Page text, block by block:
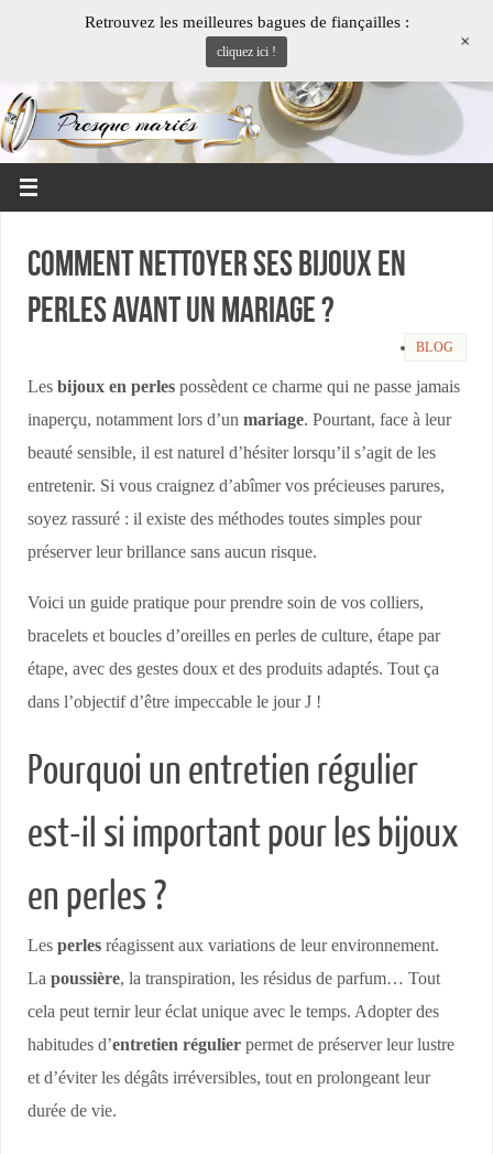
Comment nettoyer ses bijoux en
perles avant un mariage ?
BLOG
Lesbijoux en perles possèdent ce charme qui ne passe jamais
inaperçu, notamment lors d’unmariage. Pourtant, face à leur
beauté sensible, il est naturel d’hésiter lorsqu’il s’agit de les
entretenir. Si vous craignez d’abîmer vos précieuses parures,
soyez rassuré : il existe des méthodes toutes simples pour
préserver leur brillance sans aucun risque.
Voici un guide pratique pour prendre soin de vos colliers,
bracelets et boucles d’oreilles en perles de culture, étape par
étape, avec des gestes doux et des produits adaptés. Tout ça
dans l’objectif d’être impeccable le jour J !
Pourquoi un entretien régulier
est-il si important pour les bijoux
en perles ?
Lesperles réagissent aux variations de leur environnement.
Lapoussière, la transpiration, les résidus de parfum… Tout
cela peut ternir leur éclat unique avec le temps. Adopter des
habitudes d’entretien régulier permet de préserver leur lustre
et d’éviter les dégâts irréversibles, tout en prolongeant leur
durée de vie.
Retrouvez les meilleures bagues de fiançailles :
cliquez ici ! +